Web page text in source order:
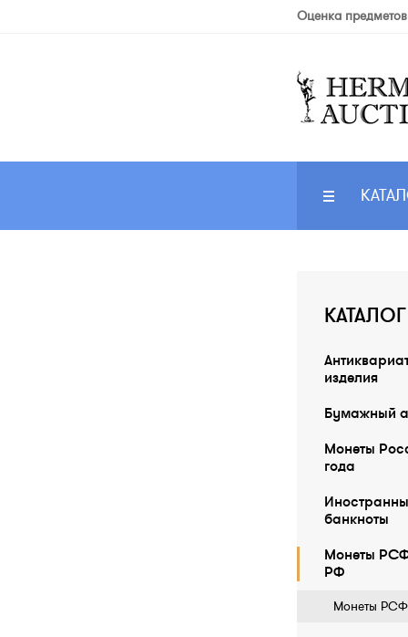
Оценка
изделия
Бумажный
Монеты
года
бaнкноты
Монеты
РФ
Монеты